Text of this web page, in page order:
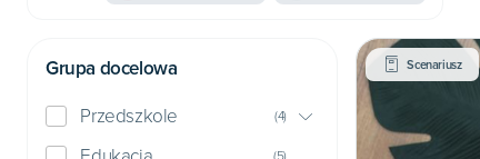
Grupa docelowa
Przedszkole (4)
(5)
Scenariusz